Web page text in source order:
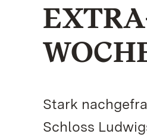
Stark
Schloss